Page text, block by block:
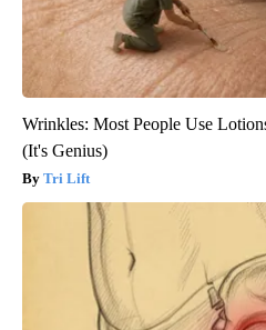
Wrinkles: Most People Use
(It's Genius)
Tri Lift